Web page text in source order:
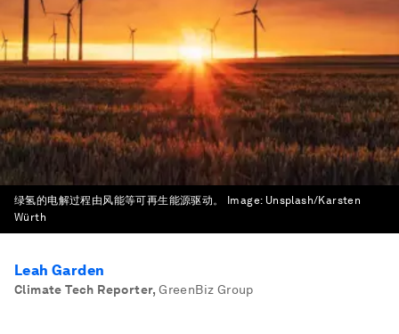
绿氢的电解过程由风能等可再生能源驱动。 Image: Unsplash/Karsten
Würth
Leah Garden
Climate Tech Reporter, GreenBiz Group